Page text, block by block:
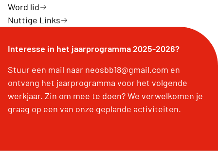
Word lid
Nuttige Links
Interesse in het jaarprogramma 2025-2026?
Stuur een mail naar neosbb18@gmail.com en
ontvang het jaarprogramma voor het volgende
werkjaar. Zin om mee te doen? We verwelkomen je
graag op een van onze geplande activiteiten.